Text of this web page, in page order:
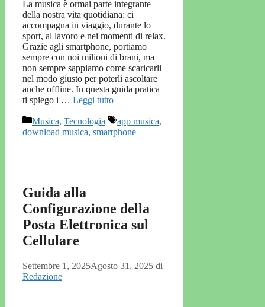
La musica è ormai parte integrante
della nostra vita quotidiana: ci
accompagna in viaggio, durante lo
sport, al lavoro e nei momenti di relax.
Grazie agli smartphone, portiamo
sempre con noi milioni di brani, ma
non sempre sappiamo come scaricarli
nel modo giusto per poterli ascoltare
anche offline. In questa guida pratica
ti spiego i … Leggi tutto
Categorie
Musica, Tecnologia Tag
app musica,
download musica, smartphone
Guida alla
Configurazione della
Posta Elettronica sul
Cellulare
Settembre 1, 2025Agosto 31, 2025 di
Redazione